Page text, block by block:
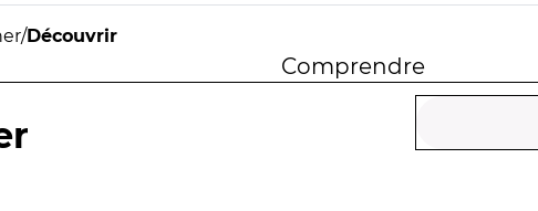
/Découvrir
Comprendre